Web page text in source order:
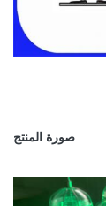
صورة المنتج